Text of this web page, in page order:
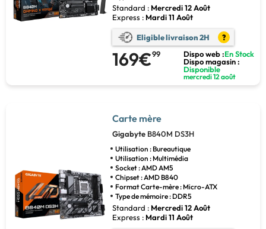
Standard : Mercredi 12 Août
Express : Mardi 11 Août
Eligible livraison 2H ?
169€99 Dispo web :En Stock
Dispo magasin :
Disponible
mercredi 12 août
Carte mère
Gigabyte B840M DS3H
Utilisation : Bureautique
Utilisation : Multimédia
Socket : AMD AM5
Chipset : AMD B840
Format Carte-mère : Micro-ATX
Type de mémoire : DDR5
Standard : Mercredi 12 Août
Express : Mardi 11 Août